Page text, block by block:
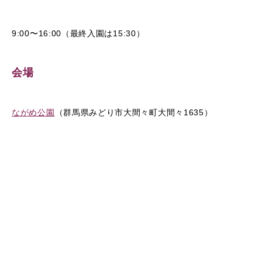
9:00〜16:00（最終入園は15:30）
会場
ながめ公園 （群馬県みどり市大間々町大間々1635）